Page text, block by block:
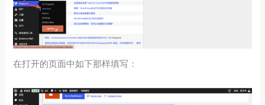
在打开的页面中如下那样填写：